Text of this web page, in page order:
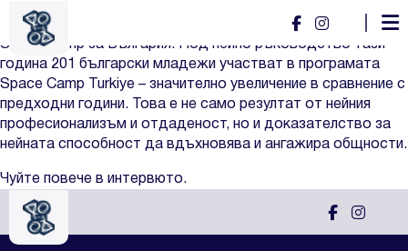
Диляна Георгиева
Диляна Георгиева e ръководител на младежка програма
Space Camp за България. Под нейно ръководство тази
година 201 български младежи участват в програмата
Space Camp Turkiye – значително увеличение в сравнение с
предходни години. Това е не само резултат от нейния
професионализъм и отдаденост, но и доказателство за
нейната способност да вдъхновява и ангажира общности.
Чуйте повече в интервюто.